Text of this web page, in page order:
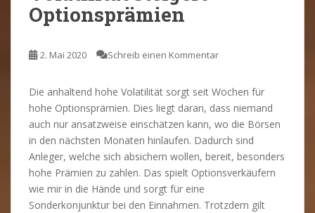
Optionsprämien
2. Mai 2020 Schreib einen Kommentar
Die anhaltend hohe Volatilität sorgt seit Wochen für
hohe Optionsprämien. Dies liegt daran, dass niemand
auch nur ansatzweise einschätzen kann, wo die Börsen
in den nächsten Monaten hinlaufen. Dadurch sind
Anleger, welche sich absichern wollen, bereit, besonders
hohe Prämien zu zahlen. Das spielt Optionsverkäufern
wie mir in die Hände und sorgt für eine
Sonderkonjunktur bei den Einnahmen. Trotzdem gilt